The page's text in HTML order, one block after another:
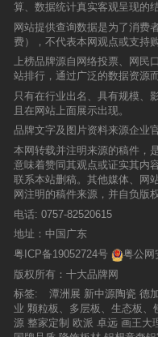
算、数据统计真实客观呈现的
网站提供查询数据是为了消费
费），不代表本网观点或支持
上榜品牌源自网络投票、网民
站排行，通过广泛的数据资源而
只有在行业出名、具有规模、
且在网站上面展示出现。
品牌文字及图片资料来源企业
本网转载并注明来源的稿件，
意味着赞同其观点或证实其内
联系本站删稿。其他媒体、网
网注明的稿件来源，并自负版
电话: 0757-82520615
地址：中国广东
粤ICP备19052724号
粤公网
版权所有：十大品牌网
标签:
潭洲展 新中源陶瓷 德
业 颗粒板、多层板、生态板、
源 整家定制 欧派 卓远 画王大